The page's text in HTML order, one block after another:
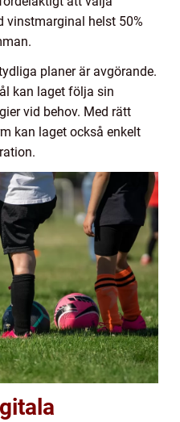
vinstmarginal helst 50%
planer är avgörande.
kan laget följa sin
vid behov. Med rätt
kan laget också enkelt